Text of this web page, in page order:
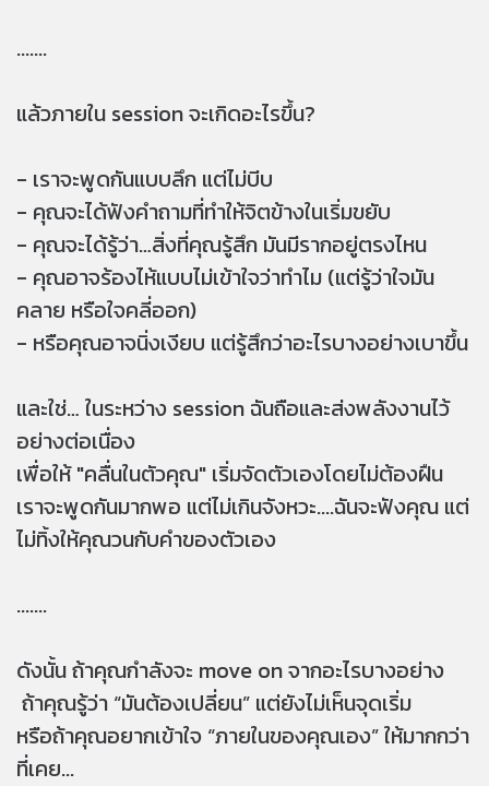
.......
แล้วภายใน session จะเกิดอะไรขึ้น?
- เราจะพูดกันแบบลึก แต่ไม่บีบ
- คุณจะได้ฟังคำถามที่ทำให้จิตข้างในเริ่มขยับ
- คุณจะได้รู้ว่า…สิ่งที่คุณรู้สึก มันมีรากอยู่ตรงไหน
- คุณอาจร้องไห้แบบไม่เข้าใจว่าทำไม (แต่รู้ว่าใจมัน
คลาย หรือใจคลี่ออก)
- หรือคุณอาจนิ่งเงียบ แต่รู้สึกว่าอะไรบางอย่างเบาขึ้น
และใช่… ในระหว่าง session ฉันถือและส่งพลังงานไว้
อย่างต่อเนื่อง
เพื่อให้ "คลื่นในตัวคุณ" เริ่มจัดตัวเองโดยไม่ต้องฝืน
เราจะพูดกันมากพอ แต่ไม่เกินจังหวะ....ฉันจะฟังคุณ แต่
ไม่ทิ้งให้คุณวนกับคำของตัวเอง
.......
ดังนั้น ถ้าคุณกำลังจะ move on จากอะไรบางอย่าง
ถ้าคุณรู้ว่า “มันต้องเปลี่ยน” แต่ยังไม่เห็นจุดเริ่ม
หรือถ้าคุณอยากเข้าใจ “ภายในของคุณเอง” ให้มากกว่า
ที่เคย...